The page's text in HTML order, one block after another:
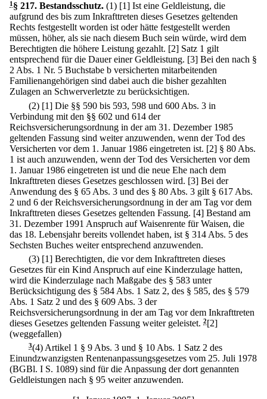
1§ 217. Bestandsschutz. (1) [1] Ist eine Geldleistung, die
aufgrund des bis zum Inkrafttreten dieses Gesetzes geltenden
Rechts festgestellt worden ist oder hätte festgestellt werden
müssen, höher, als sie nach diesem Buch sein würde, wird dem
Berechtigten die höhere Leistung gezahlt. [2] Satz 1 gilt
entsprechend für die Dauer einer Geldleistung. [3] Bei den nach §
2 Abs. 1 Nr. 5 Buchstabe b versicherten mitarbeitenden
Familienangehörigen sind dabei auch die bisher gezahlten
Zulagen an Schwerverletzte zu berücksichtigen.
(2) [1] Die §§ 590 bis 593, 598 und 600 Abs. 3 in
Verbindung mit den §§ 602 und 614 der
Reichsversicherungsordnung in der am 31. Dezember 1985
geltenden Fassung sind weiter anzuwenden, wenn der Tod des
Versicherten vor dem 1. Januar 1986 eingetreten ist. [2] § 80 Abs.
1 ist auch anzuwenden, wenn der Tod des Versicherten vor dem
1. Januar 1986 eingetreten ist und die neue Ehe nach dem
Inkrafttreten dieses Gesetzes geschlossen wird. [3] Bei der
Anwendung des § 65 Abs. 3 und des § 80 Abs. 3 gilt § 617 Abs.
2 und 6 der Reichsversicherungsordnung in der am Tag vor dem
Inkrafttreten dieses Gesetzes geltenden Fassung. [4] Bestand am
31. Dezember 1991 Anspruch auf Waisenrente für Waisen, die
das 18. Lebensjahr bereits vollendet haben, ist § 314 Abs. 5 des
Sechsten Buches weiter entsprechend anzuwenden.
(3) [1] Berechtigten, die vor dem Inkrafttreten dieses
Gesetzes für ein Kind Anspruch auf eine Kinderzulage hatten,
wird die Kinderzulage nach Maßgabe des § 583 unter
Berücksichtigung des § 584 Abs. 1 Satz 2, des § 585, des § 579
Abs. 1 Satz 2 und des § 609 Abs. 3 der
Reichsversicherungsordnung in der am Tag vor dem Inkrafttreten
dieses Gesetzes geltenden Fassung weiter geleistet. 2[2]
(weggefallen)
3(4) Artikel 1 § 9 Abs. 3 und § 10 Abs. 1 Satz 2 des
Einundzwanzigsten Rentenanpassungsgesetzes vom 25. Juli 1978
(BGBl. I S. 1089) sind für die Anpassung der dort genannten
Geldleistungen nach § 95 weiter anzuwenden.